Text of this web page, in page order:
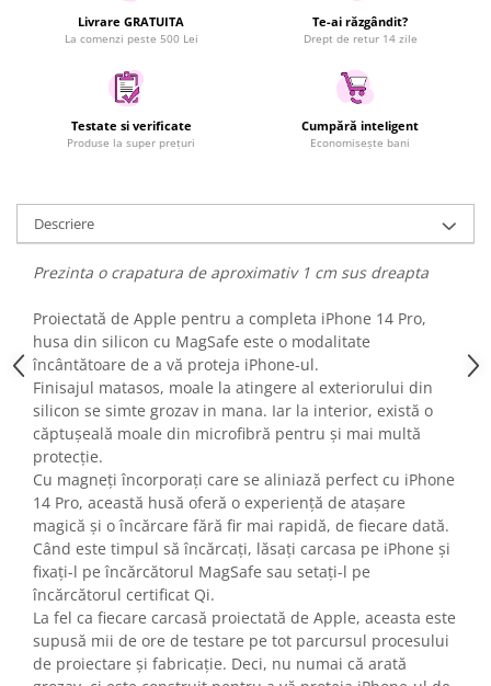
Accesorii si piese masini spalat
Aparate Frigorifice
Aparate Racire Aer
Aragaze si cuptoare cu microunde
Climatizare & sisteme de incalzire
Fiare de calcat si masini de cusut
Ingrijire Locuinta
Purificatoare de aer
Bijuterii
Ceasuri barbatesti
Ceasuri dama
Cutii, curele si accesorii ceasuri
Genti si accesorii barbati
Genti si accesorii femei
Imbracaminte barbati
Imbracaminte femei
Imbracaminte si Incaltaminte copii
Incaltaminte barbati
Incaltaminte femei
Ochelari de soare
Ochelari de vedere
Livrare GRATUITA
La comenzi peste 500 Lei
Te-ai răzgândit?
Drept de retur 14 zile
Testate si verificate
Produse la super prețuri
Cumpără inteligent
Economisește bani
Descriere
Prezinta o crapatura de aproximativ 1 cm sus dreapta
Proiectată de Apple pentru a completa iPhone 14 Pro,
husa din silicon cu MagSafe este o modalitate
încântătoare de a vă proteja iPhone-ul.
Finisajul matasos, moale la atingere al exteriorului din
silicon se simte grozav in mana. Iar la interior, există o
căptușeală moale din microfibră pentru și mai multă
protecție.
Cu magneți încorporați care se aliniază perfect cu iPhone
14 Pro, această husă oferă o experiență de atașare
magică și o încărcare fără fir mai rapidă, de fiecare dată.
Când este timpul să încărcați, lăsați carcasa pe iPhone și
fixați-l pe încărcătorul MagSafe sau setați-l pe
încărcătorul certificat Qi.
La fel ca fiecare carcasă proiectată de Apple, aceasta este
supusă mii de ore de testare pe tot parcursul procesului
de proiectare și fabricație. Deci, nu numai că arată